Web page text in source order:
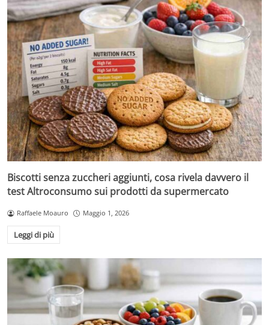
Biscotti senza zuccheri aggiunti, cosa rivela davvero il
test Altroconsumo sui prodotti da supermercato
Raffaele Moauro Maggio 1, 2026
Leggi di più